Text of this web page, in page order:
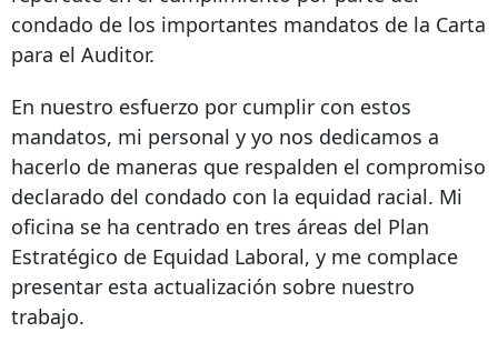
condado de los importantes mandatos de la Carta
para el Auditor.
En nuestro esfuerzo por cumplir con estos
mandatos, mi personal y yo nos dedicamos a
hacerlo de maneras que respalden el compromiso
declarado del condado con la equidad racial. Mi
oficina se ha centrado en tres áreas del Plan
Estratégico de Equidad Laboral, y me complace
presentar esta actualización sobre nuestro
trabajo.